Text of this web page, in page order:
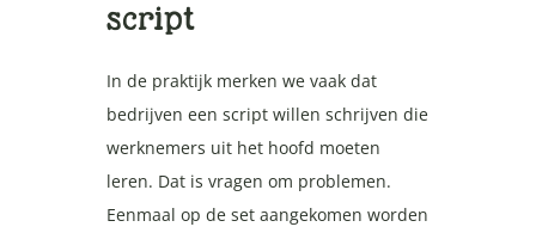
script
In de praktijk merken we vaak dat
bedrijven een script willen schrijven die
werknemers uit het hoofd moeten
leren. Dat is vragen om problemen.
Eenmaal op de set aangekomen worden